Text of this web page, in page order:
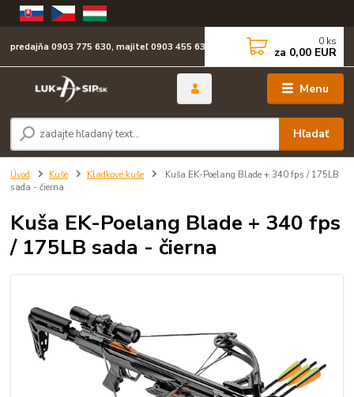
Menu
Hľadať
predajňa 0903 775 630, majiteľ 0903 455 630 0 ks
za 0,00 EUR
Úvod Kuše Kladkové kuše
Kuša EK-Poelang Blade + 340 fps / 175LB
sada - čierna
Kuša EK-Poelang Blade + 340 fps
/ 175LB sada - čierna